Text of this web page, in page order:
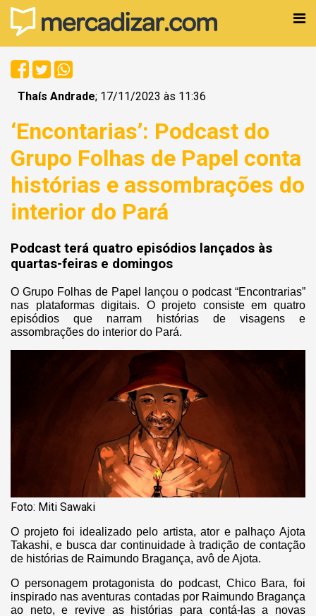
Thaís Andrade; 17/11/2023 às 11:36
‘Encontarias’: Podcast do
Grupo Folhas de Papel conta
histórias e assombrações do
interior do Pará
Podcast terá quatro episódios lançados às
quartas-feiras e domingos
O Grupo Folhas de Papel lançou o podcast “Encontrarias”
nas plataformas digitais. O projeto consiste em quatro
episódios que narram histórias de visagens e
assombrações do interior do Pará.
Foto: Miti Sawaki
O projeto foi idealizado pelo artista, ator e palhaço Ajota
Takashi, e busca dar continuidade à tradição de contação
de histórias de Raimundo Bragança, avô de Ajota.
O personagem protagonista do podcast, Chico Bara, foi
inspirado nas aventuras contadas por Raimundo Bragança
ao neto, e revive as histórias para contá-las a novas